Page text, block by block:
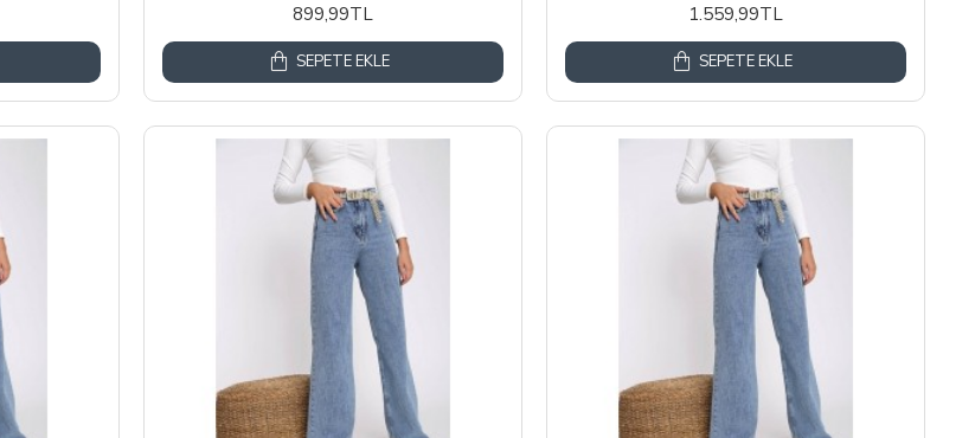
899,99TL
SEPETE EKLE
1.559,99TL
SEPETE EKLE